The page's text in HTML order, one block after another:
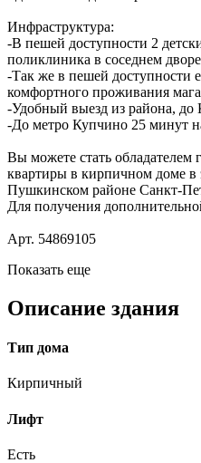
Инфраструктура:
-В пешей доступности 2
поликлиника в соседнем
-Так же в пешей доступности
комфортного проживания
-Удобный выезд из района,
-До метро Купчино 25 минут
Вы можете стать обладателем
квартиры в кирпичном доме в
Пушкинском районе Санкт-
Для получения
Арт. 54869105
Показать еще
Описание здания
Тип дома
Кирпичный
Лифт
Есть